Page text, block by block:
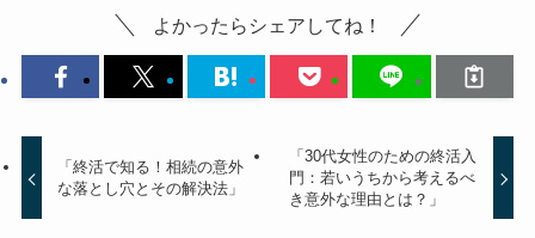
よかったらシェアしてね！
「終活で知る！相続の意外
な落とし穴とその解決法」
「30代女性のための終活入
門：若いうちから考えるべ
き意外な理由とは？」